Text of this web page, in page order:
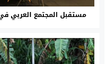
مستقبل المجتمع العربي